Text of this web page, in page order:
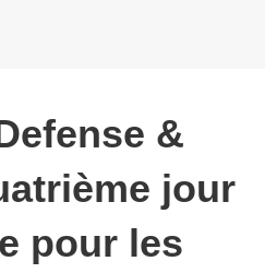
&
jour
pour les